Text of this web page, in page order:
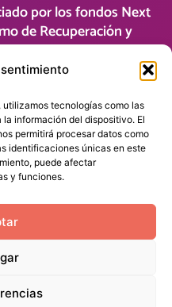
utilizamos tecnologías como las
información del dispositivo. El
permitirá procesar datos como
identificaciones únicas en este
puede afectar
y funciones.
por los fondos Next
de Recuperación y